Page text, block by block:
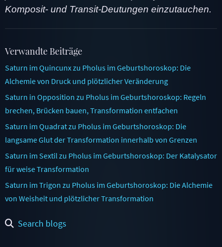
Komposit- und Transit-Deutungen einzutauchen.
Verwandte Beiträge
Saturn im Quincunx zu Pholus im Geburtshoroskop: Die
Alchemie von Druck und plötzlicher Veränderung
Saturn in Opposition zu Pholus im Geburtshoroskop: Regeln
brechen, Brücken bauen, Transformation entfachen
Saturn im Quadrat zu Pholus im Geburtshoroskop: Die
langsame Glut der Transformation innerhalb von Grenzen
Saturn im Sextil zu Pholus im Geburtshoroskop: Der Katalysator
für weise Transformation
Saturn im Trigon zu Pholus im Geburtshoroskop: Die Alchemie
von Weisheit und plötzlicher Transformation
Search blogs